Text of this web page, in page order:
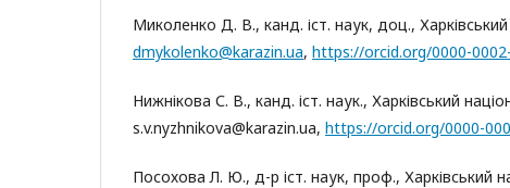
Миколенко Д. В., канд. іст. наук, доц., Харківський
dmykolenko@karazin.ua, https://orcid.org/0000-
Нижнікова С. В., канд. іст. наук., Харківський
s.v.nyzhnikova@karazin.ua, https://orcid.org/0000-
Посохова Л. Ю., д-р іст. наук, проф., Харківський